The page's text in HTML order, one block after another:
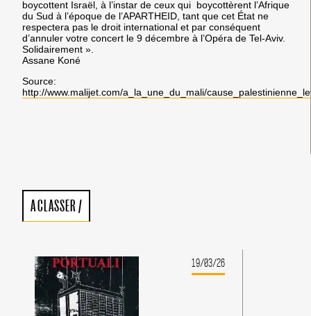
boycottent Israël, à l’instar de ceux qui boycottèrent l’Afrique
du Sud à l’époque de l’APARTHEID, tant que cet État ne
respectera pas le droit international et par conséquent
d’annuler votre concert le 9 décembre à l’Opéra de Tel-Aviv.
Solidairement ».
Assane Koné
Source:
http://www.malijet.com/a_la_une_du_mali/
A CLASSER /
19/03/26